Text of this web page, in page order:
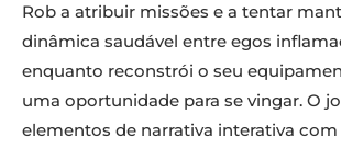
Rob a atribuir missões e a tentar
dinâmica saudável entre egos
enquanto reconstrói o seu
uma oportunidade para se vingar. O
elementos de narrativa interativa com